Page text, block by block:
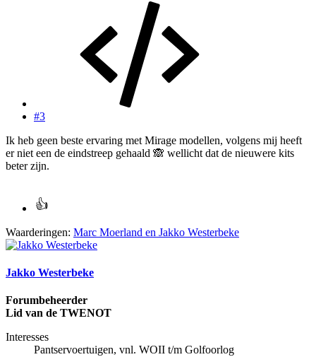
#3
Ik heb geen beste ervaring met Mirage modellen, volgens mij heeft
er niet een de eindstreep gehaald 🙈 wellicht dat de nieuwere kits
beter zijn.
Waarderingen: Marc Moerland en Jakko Westerbeke
Jakko Westerbeke
Forumbeheerder
Lid van de TWENOT
Interesses
Pantservoertuigen, vnl. WOII t/m Golfoorlog